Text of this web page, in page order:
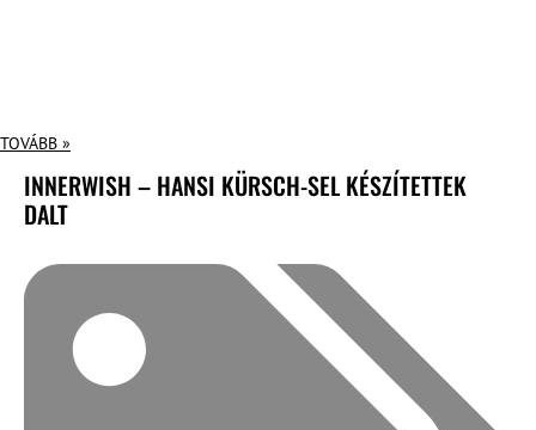
TOVÁBB »
INNERWISH – HANSI KÜRSCH-SEL KÉSZÍTETTEK
DALT